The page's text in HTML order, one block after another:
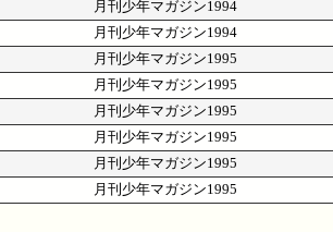
月刊少年マガジン1994
月刊少年マガジン1994
月刊少年マガジン1995
月刊少年マガジン1995
月刊少年マガジン1995
月刊少年マガジン1995
月刊少年マガジン1995
月刊少年マガジン1995